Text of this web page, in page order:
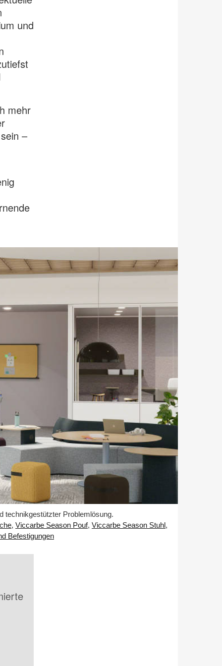
und
mehr
–
technikgestützter Problemlösung.
, Viccarbe Season Pouf, Viccarbe Season Stuhl,
Befestigungen